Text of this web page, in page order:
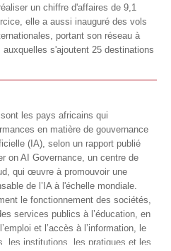
un chiffre d'affaires de 9,1
elle a aussi inauguré des vols
portant son réseau à
s'ajoutent 25 destinations
les pays africains qui
en matière de gouvernance
(IA), selon un rapport publié
on AI Governance, un centre de
qui œuvre à promouvoir une
de l’IA à l'échelle mondiale.
le fonctionnement des sociétés,
services publics à l’éducation, en
et l’accès à l’information, le
les institutions, les pratiques et les